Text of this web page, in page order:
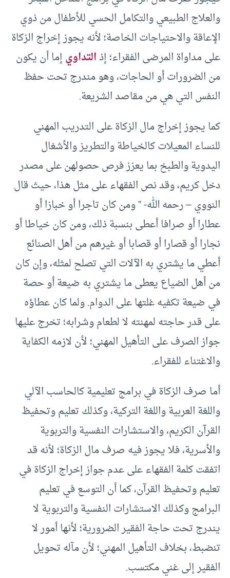
والعلاج الطبيعي والتكامل الحسي للأطفال من ذوي
الإعاقة والاحتياجات الخاصة؛ لأنه يجوز إخراج الزكاة
على مداواة المرضى الفقراء؛ إذالتداويإما أن يكون
من الضرورات أو الحاجات، وهو مندرج تحت حفظ
النفس التي هي من مقاصد الشريعة.
كما يجوز إخراج مال الزكاة على التدريب المهني
للنساء المعيلات كالخياطة والتطريز والأشغال
اليدوية والطبخ بما يعزز فرص حصولهن على مصدر
دخل كريم، وقد نص الفقهاء على مثل هذا، حيث قال
النووي – رحمه الله- ” ومن كان تاجرا أو خبازا أو
عطارا أو صرافا أعطى بنسبة ذلك، ومن كان خياطا أو
نجارا أو قصارا أو قصابا أو غيرهم من أهل الصنائع
أعطي ما يشتري به الآلات التي تصلح لمثله، وإن كان
من أهل الضياع يعطى ما يشتري به ضيعة أو حصة
في ضيعة تكفيه غلتها على الدوام. ولما كان عطاؤه
على قدر حاجته لمهنته لا لطعام وشرابه؛ تخرج عليها
جواز الصرف على التأهيل المهني؛ لأن لازمه الكفاية
والاغتناء للفقراء.
أما صرف الزكاة في برامج تعليمية كالحاسب الآلي
واللغة العربية واللغة التركية، وكذلك تعليم وتحفيظ
القرآن الكريم، والاستشارات النفسية والتربوية
والأسرية، فلا يجوز فيه صرف مال الزكاة؛ لأنه قد
اتفقت كلمة الفقهاء على عدم جواز إخراج الزكاة في
تعليم وتحفيظ القرآن، كما أن التوسع في تعليم
البرامج وكذلك الاستشارات النفسية والتربوية لا
يندرج تحت حاجة الفقير الضرورية؛ لأنها أمور لا
تنضبط، بخلاف التأهيل المهني؛ لأن مآله تحويل
الفقير إلى غني مكتسب.